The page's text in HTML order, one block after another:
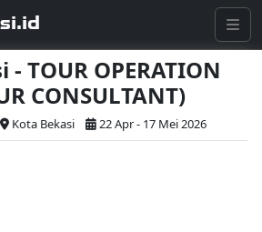
TOUR OPERATION
CONSULTANT)
Kota Bekasi 22 Apr - 17 Mei 2026